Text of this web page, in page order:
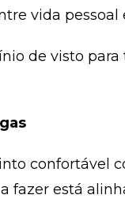
vida pessoal
de visto para
confortável
fazer está